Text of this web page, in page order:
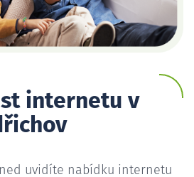
internetu v
uvidíte nabídku internetu